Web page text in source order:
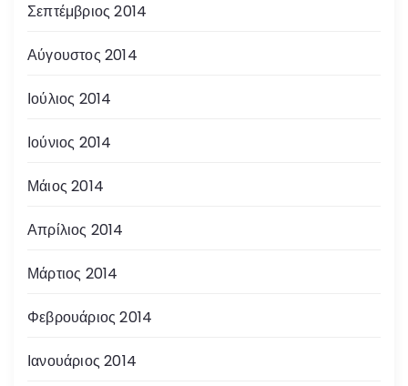
Σεπτέμβριος 2014
Αύγουστος 2014
Ιούλιος 2014
Ιούνιος 2014
Μάιος 2014
Απρίλιος 2014
Μάρτιος 2014
Φεβρουάριος 2014
Ιανουάριος 2014